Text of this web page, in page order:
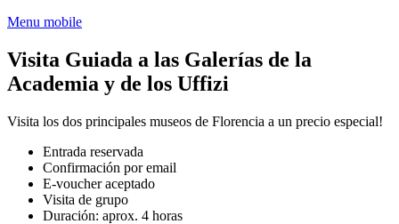
Menu mobile
Visita Guiada a las Galerías de la
Academia y de los Uffizi
Visita los dos principales museos de Florencia a un precio especial!
Entrada reservada
Confirmación por email
E-voucher aceptado
Visita de grupo
Duración: aprox. 4 horas